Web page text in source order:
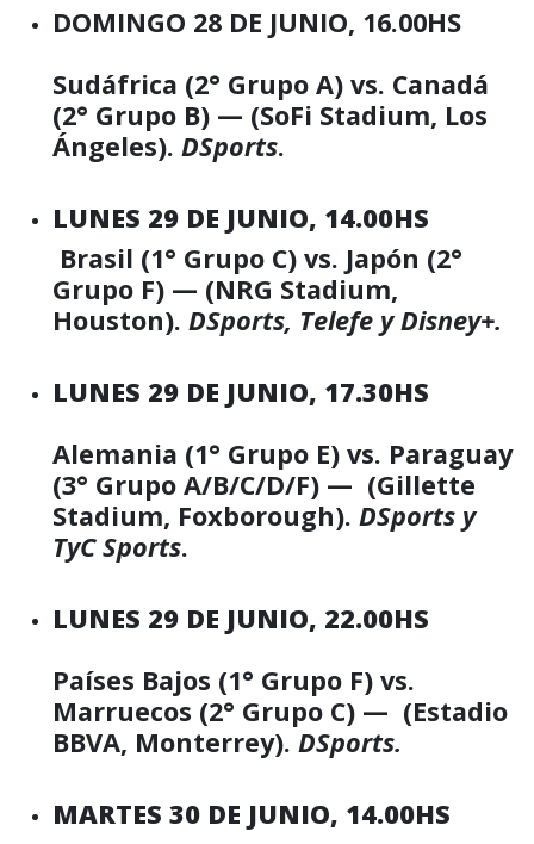
DOMINGO 28 DE JUNIO, 16.00HS
Sudáfrica (2° Grupo A) vs. Canadá
(2° Grupo B) — (SoFi Stadium, Los
Ángeles). DSports.
LUNES 29 DE JUNIO, 14.00HS
Brasil (1° Grupo C) vs. Japón (2°
Grupo F) — (NRG Stadium,
Houston). DSports, Telefe y Disney+.
LUNES 29 DE JUNIO, 17.30HS
Alemania (1° Grupo E) vs. Paraguay
(3° Grupo A/B/C/D/F) — (Gillette
Stadium, Foxborough). DSports y
TyC Sports.
LUNES 29 DE JUNIO, 22.00HS
Países Bajos (1° Grupo F) vs.
Marruecos (2° Grupo C) — (Estadio
BBVA, Monterrey). DSports.
MARTES 30 DE JUNIO, 14.00HS